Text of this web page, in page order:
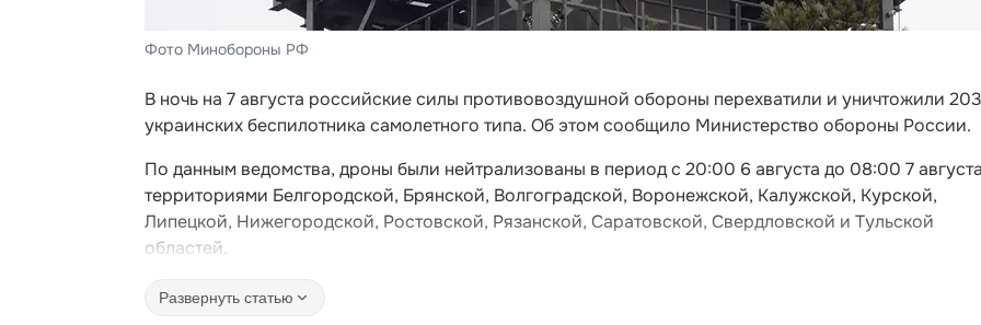
Фото Минобороны РФ
В ночь на 7 августа российские силы противовоздушной обороны перехватили и уничтожили 203
украинских беспилотника самолетного типа. Об этом сообщило Министерство обороны России.
По данным ведомства, дроны были нейтрализованы в период с 20:00 6 августа до 08:00 7
территориями Белгородской, Брянской, Волгоградской, Воронежской, Калужской, Курской,
Липецкой, Нижегородской, Ростовской, Рязанской, Саратовской, Свердловской и Тульской
областей.
Развернуть статью